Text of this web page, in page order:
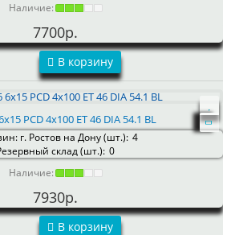
Наличие:
7700р.
В корзину
PCD 4x100 ET 46 DIA 54.1 BL
г. Ростов на Дону (шт.): 4
склад (шт.): 0
Наличие:
7930р.
В корзину